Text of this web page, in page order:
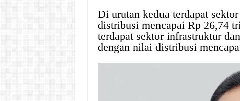
Di urutan kedua terdapat
distribusi mencapai Rp 26,74
terdapat sektor infrastruktur
dengan nilai distribusi